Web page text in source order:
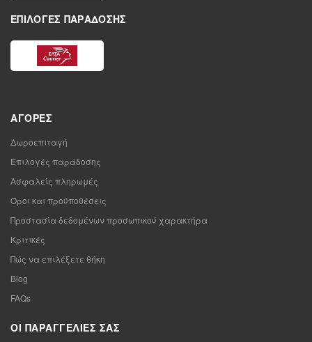
ΕΠΙΛΟΓΈΣ ΠΑΡΆΔΟΣΗΣ
ΑΓΟΡΈΣ
Δωροεπιταγή
Επιλογές παράδοσης
Ασφαλείς πληρωμές
Όροι και προϋποθέσεις
Προστασία δεδομένων προσωπικού χαρακτήρα
Κριτικές
Πώς να επιλέξετε θήκη
Blog
FAQs
ΟΙ ΠΑΡΑΓΓΕΛΊΕΣ ΣΑΣ